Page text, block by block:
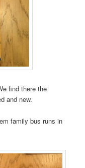
find there the
and new.
family bus runs in